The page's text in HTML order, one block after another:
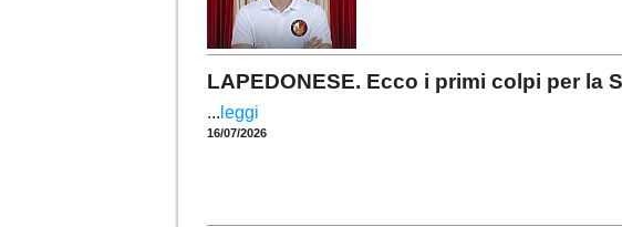
LAPEDONESE. Ecco i primi colpi per la
... leggi
16/07/2026